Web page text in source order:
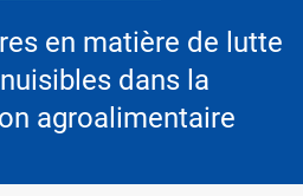
en matière de lutte
dans la
agroalimentaire